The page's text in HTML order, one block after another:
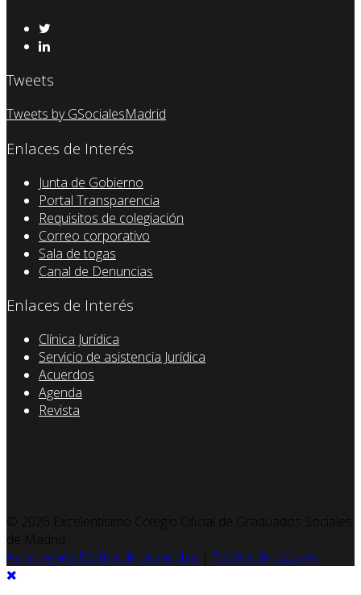
Tweets
Tweets by GSocialesMadrid
Enlaces de Interés
Junta de Gobierno
Portal Transparencia
Requisitos de colegiación
Correo corporativo
Sala de togas
Canal de Denuncias
Enlaces de Interés
Clínica Jurídica
Servicio de asistencia Jurídica
Acuerdos
Agenda
Revista
© 2026 Excelentísimo Colegio Oficial de Graduados Sociales
de Madrid
Aviso legal y Política de privacidad
Política de cookies